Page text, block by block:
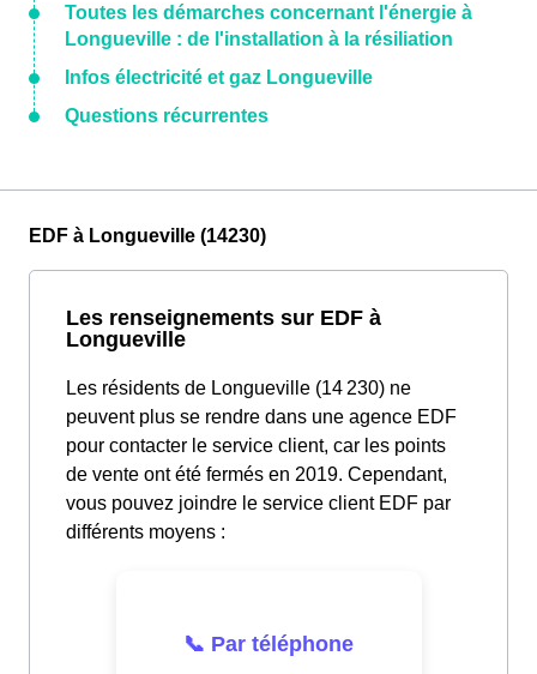
Toutes les démarches concernant l'énergie à
Longueville : de l'installation à la résiliation
Infos électricité et gaz Longueville
Questions récurrentes
EDF à Longueville (14230)
Les renseignements sur EDF à
Longueville
Les résidents de Longueville (14 230) ne
peuvent plus se rendre dans une agence EDF
pour contacter le service client, car les points
de vente ont été fermés en 2019. Cependant,
vous pouvez joindre le service client EDF par
différents moyens :
📞 Par téléphone